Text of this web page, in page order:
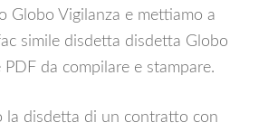
Globo Vigilanza e mettiamo a
simile disdetta disdetta Globo
da compilare e stampare.
la disdetta di un contratto con